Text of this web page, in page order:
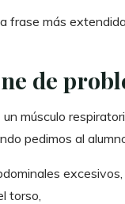
frase más
de
músculo
pedimos al
excesivos,
torso,